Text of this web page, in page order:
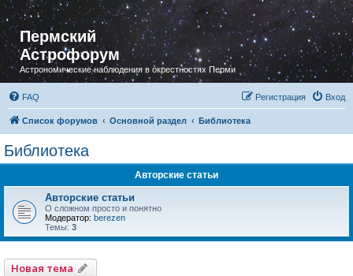
Пермский
Астрофорум
Астрономические наблюдения в окрестностях Перми
FAQ Вход
Регистрация
Список форумов Основной раздел Библиотека
Библиотека
Авторские статьи
Авторские статьи
О сложном просто и понятно
Модератор: berezen
Темы: 3
Новая тема